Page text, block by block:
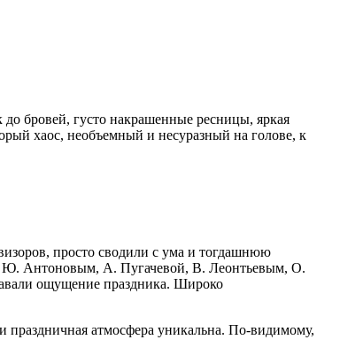
бровей, густо накрашенные ресницы, яркая
хаос, необъемный и несуразный на голове, к
просто сводили с ума и тогдашнюю
с Ю. Антоновым, А. Пугачевой, В. Леонтьевым, О.
ощущение праздника. Широко
атмосфера уникальна. По-видимому,